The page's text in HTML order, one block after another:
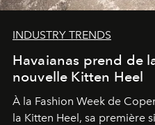
INDUSTRY TRENDS
Havaianas prend de
nouvelle Kitten Heel
À la Fashion Week de
la Kitten Heel, sa première